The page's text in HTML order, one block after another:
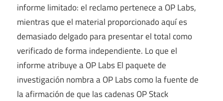
informe limitado: el reclamo pertenece a OP Labs,
mientras que el material proporcionado aquí es
demasiado delgado para presentar el total como
verificado de forma independiente. Lo que el
informe atribuye a OP Labs El paquete de
investigación nombra a OP Labs como la fuente de
la afirmación de que las cadenas OP Stack